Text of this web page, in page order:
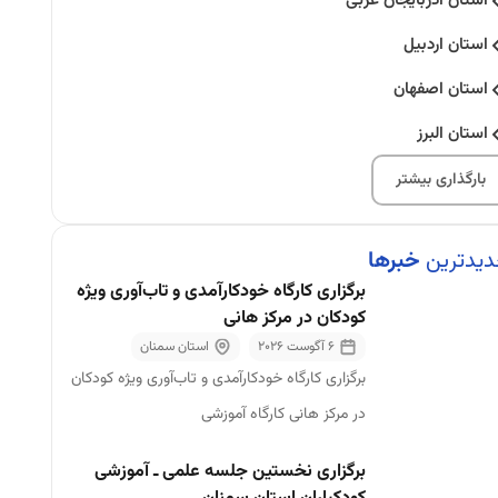
استان اردبیل
استان اصفهان
استان البرز
استان ایلام
استان تهران
استان چهارمحال و بختیاری
استان خراسان شمالی
بارگذاری بیشتر
خبرها
برگزاری کارگاه خودکارآمدی و تاب‌آوری ویژه
کودکان در مرکز هانی
6 آگوست 2026 استان سمنان
برگزاری کارگاه خودکارآمدی و تاب‌آوری ویژه کودکان
در مرکز هانی کارگاه آموزشی
برگزاری نخستین جلسه علمی ـ آموزشی